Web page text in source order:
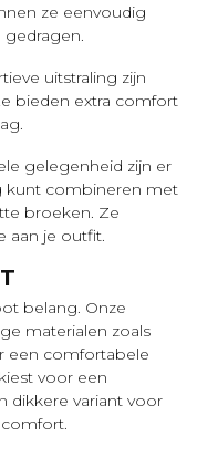
ze eenvoudig
gedragen.
uitstraling zijn
bieden extra comfort
gelegenheid zijn er
kunt combineren met
broeken. Ze
aan je outfit.
belang. Onze
materialen zoals
een comfortabele
voor een
dikkere variant voor